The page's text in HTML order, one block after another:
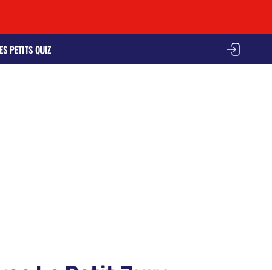
PETITS QUIZ